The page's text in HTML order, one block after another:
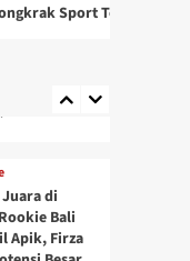
Tourism dan Ekonomi
Seri 1,
di
Bali
Apik, Firza